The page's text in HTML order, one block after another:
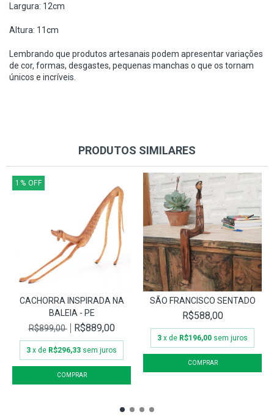
Largura: 12cm
Altura: 11cm
Lembrando que produtos artesanais podem apresentar variações
de cor, formas, desgastes, pequenas manchas o que os tornam
únicos e incríveis.
PRODUTOS SIMILARES
1 % OFF
CACHORRA INSPIRADA NA
BALEIA - PE
R$899,00
R$889,00
3 x de R$296,33 sem juros
SÃO FRANCISCO SENTADO
R$588,00
3 x de R$196,00 sem juros